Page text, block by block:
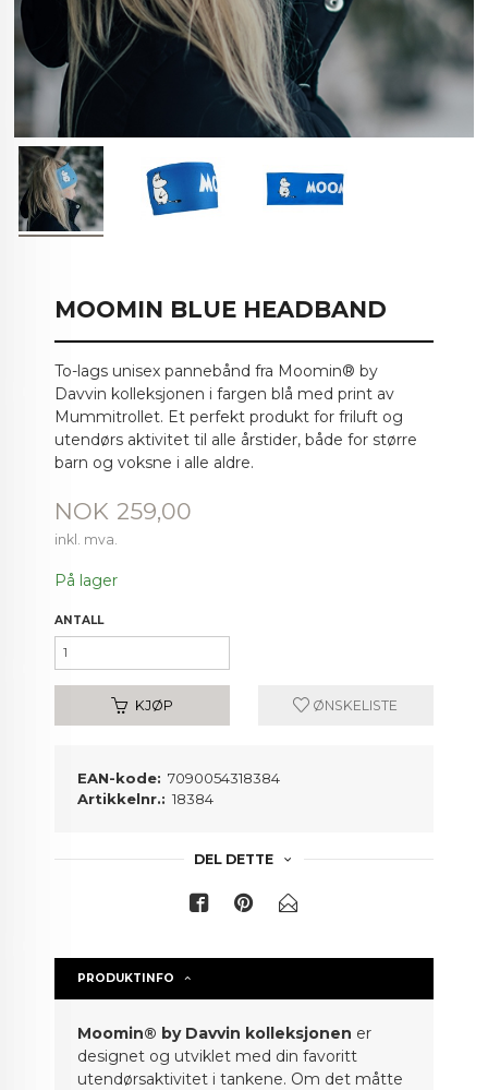
MOOMIN BLUE HEADBAND
To-lags unisex pannebånd fra Moomin® by
Davvin kolleksjonen i fargen blå med print av
Mummitrollet. Et perfekt produkt for friluft og
utendørs aktivitet til alle årstider, både for større
barn og voksne i alle aldre.
Pris
NOK 259,00
inkl. mva.
På lager
ANTALL
KJØP ØNSKELISTE
EAN-kode: 7090054318384
Artikkelnr.: 18384
DEL DETTE
PRODUKTINFO
Moomin® by Davvin kolleksjonen er
designet og utviklet med din favoritt
utendørsaktivitet i tankene. Om det måtte